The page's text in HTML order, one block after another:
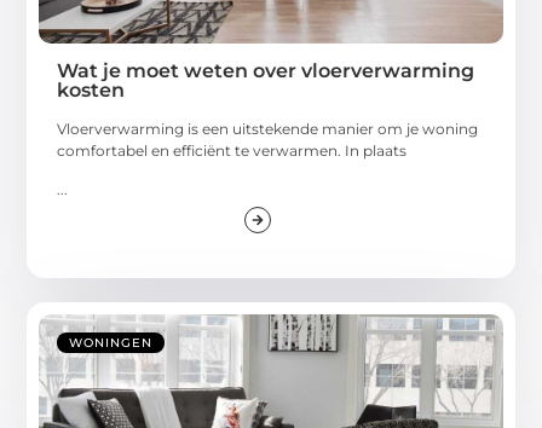
Wat je moet weten over vloerverwarming
kosten
Vloerverwarming is een uitstekende manier om je woning
comfortabel en efficiënt te verwarmen. In plaats
...
WONINGEN